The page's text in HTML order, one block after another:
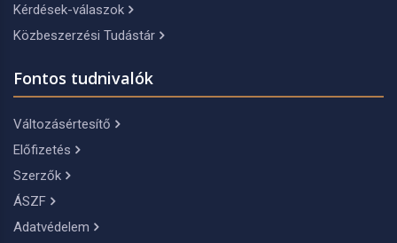
Kérdések-válaszok
Közbeszerzési Tudástár
Fontos tudnivalók
Változásértesítő
Előfizetés
Szerzők
ÁSZF
Adatvédelem